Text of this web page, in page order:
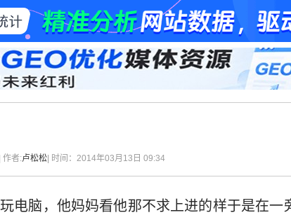
| 作者:卢松松 | 时间：2014年03月13日 09:34
电脑，他妈妈看他那不求上进的样于是在一